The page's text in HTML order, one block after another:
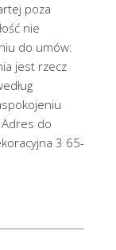
poza
nie
do umów:
jest rzecz
do
3 65-